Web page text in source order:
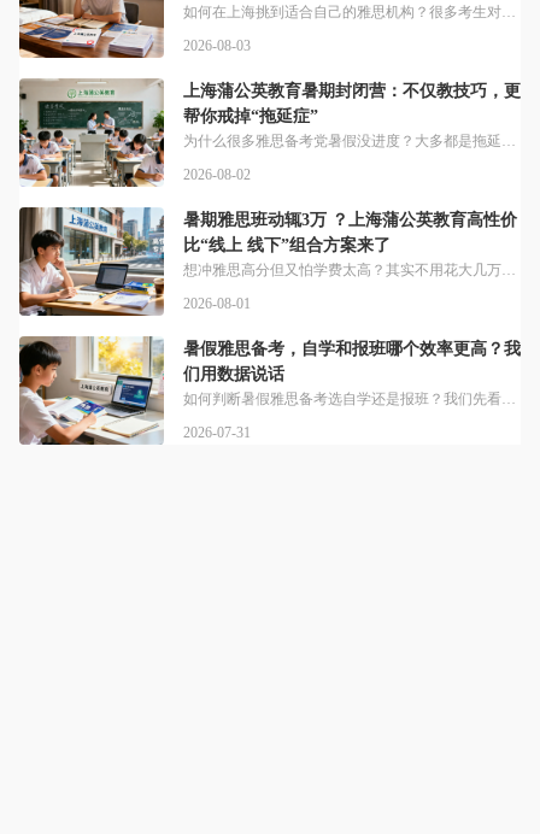
如何在上海挑到适合自己的雅思机构？很多考生对比多家还是踩坑。这也是绝大多数上海雅思考生的共同痛点：市面上培训机构数量繁多，课程同质化严重，说白了选对机构能为备考添力，选错则可能浪费时间与精力。其实逛了这么多机构，我发现上海蒲公英教育真的懂考生。蒲公英教育秉承唤醒和启发孩子优势和潜能的理念，致力于为国内中学生海外学习提供考试培训服务。2026年上海地区雅思考生同比增长18%，但市面上雅思培训机构多达
2026-08-03
上海蒲公英教育暑期封闭营：不仅教技巧，更
帮你戒掉“拖延症”
为什么很多雅思备考党暑假没进度？大多都是拖延惹的祸。不少上海学生打算利用暑期集中攻克雅思，但居家自学效率偏低，碎片化备考难提分，不少人把目光投向吃住学一体的集训。备考爱拖延自己改不了？专业封闭营能帮你纠正习惯。对于备考时间紧张、自律性不足、找不到备考方向的同学来说，纯自学很容易浪费宝贵的备考周期。想要利用假期集中冲刺，系统化的雅思课程指导是高效出分的最优选择。上海蒲公英国际教育初高中雅思备考培训✅
2026-08-02
暑期雅思班动辄3万 ？上海蒲公英教育高性价
比“线上 线下”组合方案来了
想冲雅思高分但又怕学费太高？其实不用花大几万也能出分。目前上海多数头部机构暑期雅思班价格多在1.7万-3万元区间，普通家庭备考雅思往往需要承担不小的经济压力。说白了，我们做语培一直把学生需求放在核心位置。上海蒲公英教育秉承唤醒启发孩子优势潜能的教学理念，专注为中学生海外学习提供各类标化语言考试培训。很多备考同学纠结选线上还是线下，各有优劣难以取舍。合适的组合模式能兼顾两者的长处，线上课砍掉线下运营
2026-08-01
暑假雅思备考，自学和报班哪个效率更高？我
们用数据说话
如何判断暑假雅思备考选自学还是报班？我们先看看行业统计数据。中国大陆学术类雅思考生仅有30.4%达到6.5分及以上，达标占比并不高。自学考生复考率高达67%，远高于报班出分考生。如果你符合报班条件，不妨看看专业机构上海蒲公英教育。蒲公英教育秉承唤醒和启发孩子优势和潜能的理念，专注服务有海外学习计划的国内中学生群体。对比自学和报班的学习效率，两者的差异其实很明显。自学最大的优势是成本低时间灵活，适合
2026-07-31